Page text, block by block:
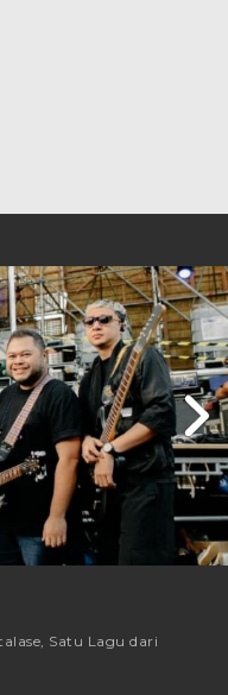
Satu Lagu dari